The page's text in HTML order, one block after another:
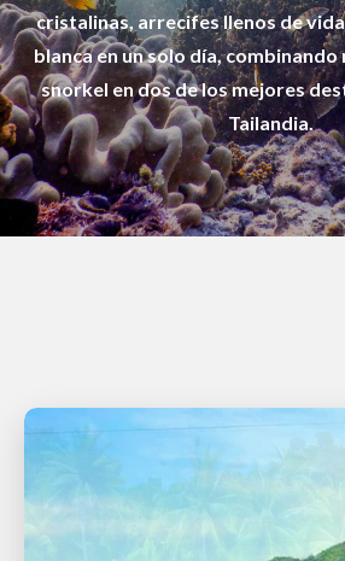
cristalinas, arrecifes llenos de
blanca en un solo día,
snorkel en dos de los mejores
Tailandia.